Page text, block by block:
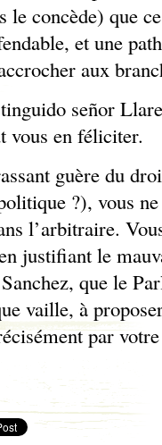
le concède) que
et une
aux
señor
vous en féliciter.
guère du
?), vous
l’arbitraire.
justifiant le
que le
vaille, à
par votre